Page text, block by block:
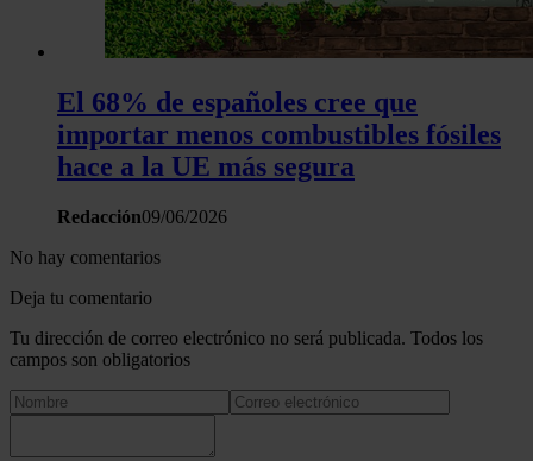
El 68% de españoles cree que
importar menos combustibles fósiles
hace a la UE más segura
Redacción09/06/2026
No hay comentarios
Deja tu comentario
Tu dirección de correo electrónico no será publicada. Todos los
campos son obligatorios